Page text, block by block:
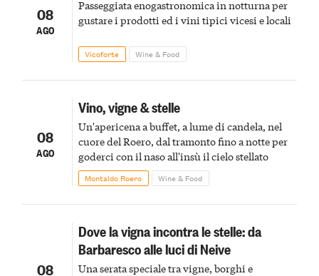
08
AGO
Passeggiata enogastronomica in notturna per
gustare i prodotti ed i vini tipici vicesi e locali
Vicoforte Wine & Food
08
AGO
Vino, vigne & stelle
Un'apericena a buffet, a lume di candela, nel
cuore del Roero, dal tramonto fino a notte per
goderci con il naso all'insù il cielo stellato
Montaldo Roero Wine & Food
08
Dove la vigna incontra le stelle: da
Barbaresco alle luci di Neive
Una serata speciale tra vigne, borghi e